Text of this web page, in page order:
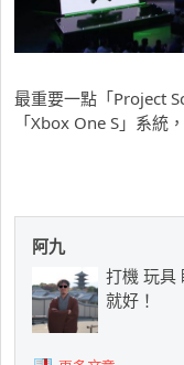
最重要一點「Project
「Xbox One S」系統
阿九
打機 玩具
就好！